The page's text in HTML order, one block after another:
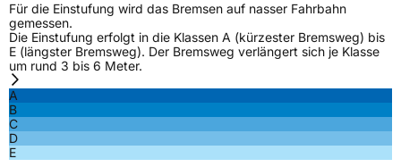
Für die Einstufung wird das Bremsen auf nasser Fahrbahn
gemessen.
Die Einstufung erfolgt in die Klassen A (kürzester Bremsweg) bis
E (längster Bremsweg). Der Bremsweg verlängert sich je Klasse
um rund 3 bis 6 Meter.
A
B
C
D
E